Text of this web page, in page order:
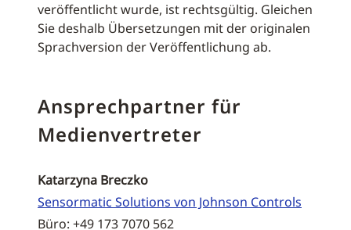
veröffentlicht wurde, ist rechtsgültig. Gleichen
Sie deshalb Übersetzungen mit der originalen
Sprachversion der Veröffentlichung ab.
Ansprechpartner für
Medienvertreter
Katarzyna Breczko
Sensormatic Solutions von Johnson Controls
Büro: +49 173 7070 562